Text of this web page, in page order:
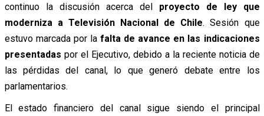
continuo la discusión acerca del proyecto de ley que
moderniza a Televisión Nacional de Chile. Sesión que
estuvo marcada por la falta de avance en las indicaciones
presentadas por el Ejecutivo, debido a la reciente noticia de
las pérdidas del canal, lo que generó debate entre los
parlamentarios.
El estado financiero del canal sigue siendo el principal